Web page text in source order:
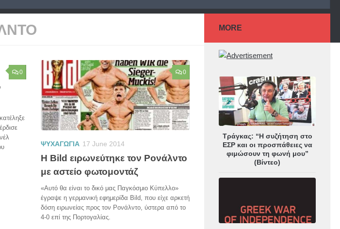
0 0
ΨΥΧΑΓΩΓΙΑ 17 June 2014
Η Bild ειρωνεύτηκε τον Ρονάλντο
με αστείο φωτομοντάζ
«Αυτό θα είναι το δικό μας Παγκόσμιο Κύπελλο»
έγραψε η γερμανική εφημερίδα Bild, που είχε αρκετή
δόση ειρωνείας προς τον Ρονάλντο, ύστερα από το
4-0 επί της Πορτογαλίας.
MORE
Τράγκας: “Η συζήτηση στο
ΕΣΡ και οι προσπάθειες να
φιμώσουν τη φωνή μου”
(Βίντεο)